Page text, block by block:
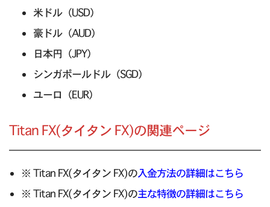
米ドル（USD）
豪ドル（AUD）
日本円（JPY）
シンガポールドル（SGD）
ユーロ（EUR）
Titan FX(タイタン FX)の関連ページ
※ Titan FX(タイタン FX)の入金方法の詳細はこちら
※ Titan FX(タイタン FX)の主な特徴の詳細はこちら